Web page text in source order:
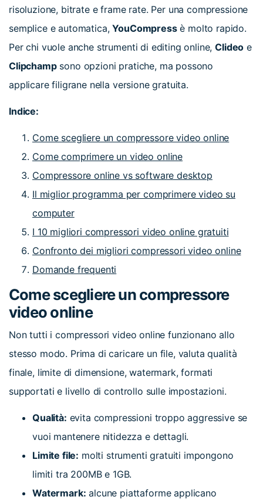
risoluzione, bitrate e frame rate. Per una compressione
semplice e automatica,YouCompressè molto rapido.
Per chi vuole anche strumenti di editing online,Clideo e
Clipchampsono opzioni pratiche, ma possono
applicare filigrane nella versione gratuita.
Indice:
Come scegliere un compressore video online
Come comprimere un video online
Compressore online vs software desktop
Il miglior programma per comprimere video su
computer
I 10 migliori compressori video online gratuiti
Confronto dei migliori compressori video online
Domande frequenti
Come scegliere un compressore
video online
Non tutti i compressori video online funzionano allo
stesso modo. Prima di caricare un file, valuta qualità
finale, limite di dimensione, watermark, formati
supportati e livello di controllo sulle impostazioni.
Qualità: evita compressioni troppo aggressive se
vuoi mantenere nitidezza e dettagli.
Limite file: molti strumenti gratuiti impongono
limiti tra 200MB e 1GB.
Watermark: alcune piattaforme applicano